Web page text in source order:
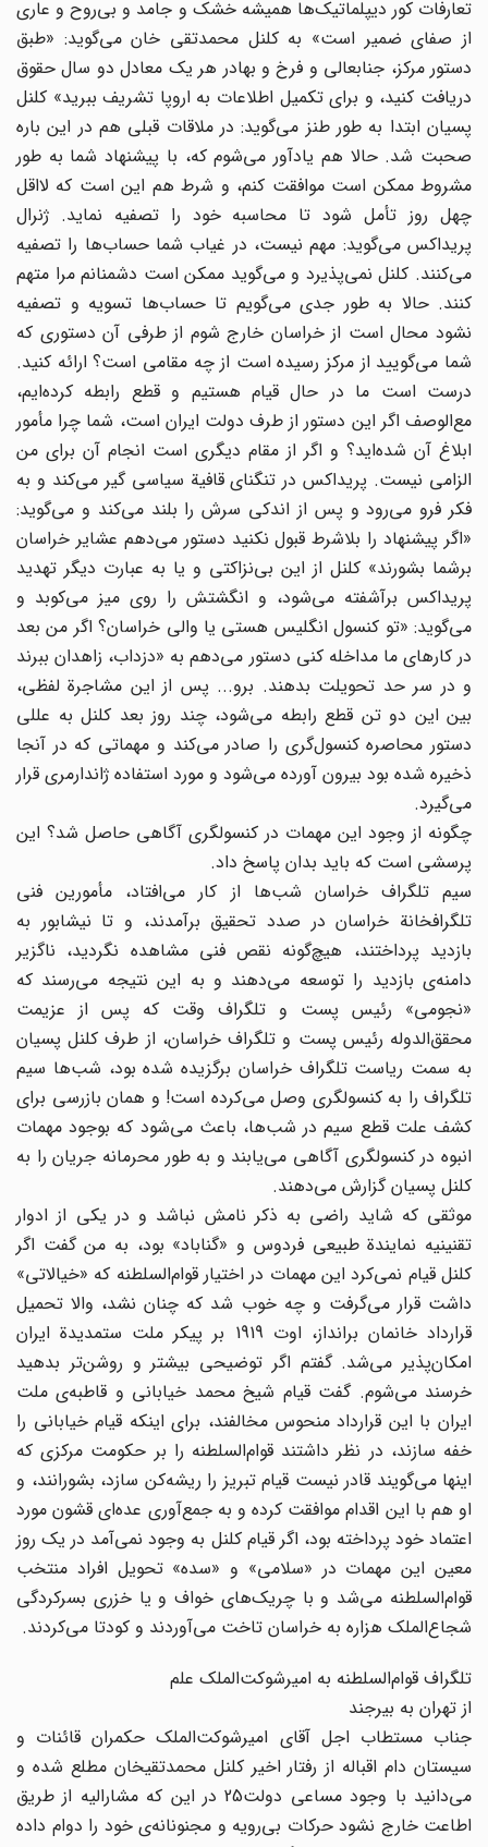
تعارفات کور دیپلماتیک‌ها همیشه خشک و جامد و بی‌روح و عاری
از صفای ضمیر است» به کلنل محمدتقی خان می‌گوید: «طبق
دستور مرکز، جنابعالی و فرخ و بهادر هر یک معادل دو سال حقوق
دریافت کنید، و برای تکمیل اطلاعات به اروپا تشریف ببرید» کلنل
پسیان ابتدا به طور طنز می‌گوید: در ملاقات قبلی هم در این باره
صحبت شد. حالا هم یادآور می‌شوم که، با پیشنهاد شما به طور
مشروط ممکن است موافقت کنم، و شرط هم این است که لااقل
چهل روز تأمل شود تا محاسبه خود را تصفیه نماید. ژنرال
پریداکس می‌گوید: مهم نیست، در غیاب شما حساب‌ها را تصفیه
می‌کنند. کلنل نمی‌پذیرد و می‌گوید ممکن است دشمنانم مرا متهم
کنند. حالا به طور جدی می‌گویم تا حساب‌ها تسویه و تصفیه
نشود محال است از خراسان خارج شوم از طرفی آن دستوری که
شما می‌گویید از مرکز رسیده است از چه مقامی است؟ ارائه کنید.
درست است ما در حال قیام هستیم و قطع رابطه کرده‌ایم،
مع‌الوصف اگر این دستور از طرف دولت ایران است، شما چرا مأمور
ابلاغ آن شده‌اید؟ و اگر از مقام دیگری است انجام آن برای من
الزامی نیست. پریداکس در تنگنای قافیة سیاسی گیر می‌کند و به
فکر فرو می‌رود و پس از اندکی سرش را بلند می‌کند و می‌گوید:
«اگر پیشنهاد را بلاشرط قبول نکنید دستور می‌دهم عشایر خراسان
برشما بشورند» کلنل از این بی‌نزاکتی و یا به عبارت دیگر تهدید
پریداکس برآشفته می‌شود، و انگشتش را روی میز می‌کوبد و
می‌گوید: «تو کنسول انگلیس هستی یا والی خراسان؟ اگر من بعد
در کارهای ما مداخله کنی دستور می‌دهم به «دزداب، زاهدان ببرند
و در سر حد تحویلت بدهند. برو... پس از این مشاجرة لفظی،
بین این دو تن قطع رابطه می‌شود، چند روز بعد کلنل به عللی
دستور محاصره کنسول‌گری را صادر می‌کند و مهماتی که در آنجا
ذخیره شده بود بیرون آورده می‌شود و مورد استفاده ژاندارمری قرار
می‌گیرد.
چگونه از وجود این مهمات در کنسولگری آگاهی حاصل شد؟ این
پرسشی است که باید بدان پاسخ داد.
سیم تلگراف خراسان شب‌ها از کار می‌افتاد، مأمورین فنی
تلگرافخانة خراسان در صدد تحقیق برآمدند، و تا نیشابور به
بازدید پرداختند، هیچ‌گونه نقص فنی مشاهده نگردید، ناگزیر
دامنه‌ی بازدید را توسعه می‌دهند و به این نتیجه می‌رسند که
«نجومی» رئیس پست و تلگراف وقت که پس از عزیمت
محقق‌الدوله رئیس پست و تلگراف خراسان، از طرف کلنل پسیان
به سمت ریاست تلگراف خراسان برگزیده شده بود، شب‌ها سیم
تلگراف را به کنسولگری وصل می‌کرده است! و همان بازرسی برای
کشف علت قطع سیم در شب‌ها، باعث می‌شود که بوجود مهمات
انبوه در کنسولگری آگاهی می‌یابند و به طور محرمانه جریان را به
کلنل پسیان گزارش می‌دهند.
موثقی که شاید راضی به ذکر نامش نباشد و در یکی از ادوار
تقنینیه نمایندة طبیعی فردوس و «گناباد» بود، به من گفت اگر
کلنل قیام نمی‌کرد این مهمات در اختیار قوام‌السلطنه که «خیالاتی»
داشت قرار می‌گرفت و چه خوب شد که چنان نشد، والا تحمیل
قرارداد خانمان برانداز، اوت 1919 بر پیکر ملت ستمدیدة ایران
امکان‌پذیر می‌شد. گفتم اگر توضیحی بیشتر و روشن‌تر بدهید
خرسند می‌شوم. گفت قیام شیخ محمد خیابانی و قاطبه‌ی ملت
ایران با این قرارداد منحوس مخالفند، برای اینکه قیام خیابانی را
خفه سازند، در نظر داشتند قوام‌السلطنه را بر حکومت مرکزی که
اینها می‌گویند قادر نیست قیام تبریز را ریشه‌کن سازد، بشورانند، و
او هم با این اقدام موافقت کرده و به جمع‌آوری عده‌‌ای قشون مورد
اعتماد خود پرداخته بود، اگر قیام کلنل به وجود نمی‌آمد در یک روز
معین این مهمات در «سلامی» و «سده» تحویل افراد منتخب
قوام‌السلطنه می‌شد و با چریک‌های خواف و یا خزری بسرکردگی
شجاع‌الملک هزاره به خراسان تاخت می‌آوردند و کودتا می‌کردند.
تلگراف قوام‌السلطنه به امیرشوکت‌الملک علم
از تهران به بیرجند
جناب مستطاب اجل آقای امیرشوکت‌الملک حکمران قائنات و
سیستان دام اقباله از رفتار اخیر کلنل محمدتقیخان مطلع شده و
می‌دانید با وجود مساعی دولت25 در این که مشارالیه از طریق
اطاعت خارج نشود حرکات بی‌رویه و مجنونانه‌ی خود را دوام داده